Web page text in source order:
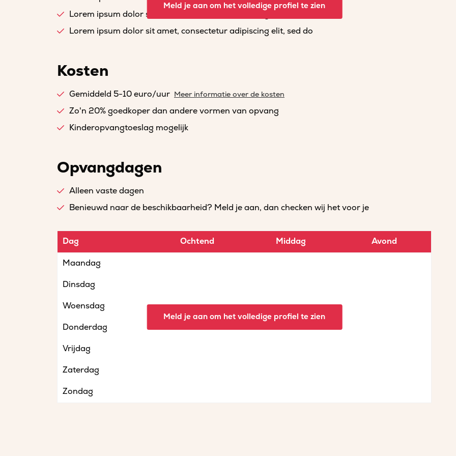
Lorem ipsum dolor sit amet, consectetur adipiscing elit, sed do
Lorem ipsum dolor sit amet, consectetur adipiscing elit, sed do
Meld je aan om het volledige profiel te zien
Kosten
Gemiddeld 5-10 euro/uur Meer informatie over de kosten
Zo'n 20% goedkoper dan andere vormen van opvang
Kinderopvangtoeslag mogelijk
Opvangdagen
Alleen vaste dagen
Benieuwd naar de beschikbaarheid? Meld je aan, dan checken wij het voor je
Dag Ochtend Middag Avond
Maandag
Dinsdag
Woensdag
Donderdag
Vrijdag
Zaterdag
Zondag
Meld je aan om het volledige profiel te zien